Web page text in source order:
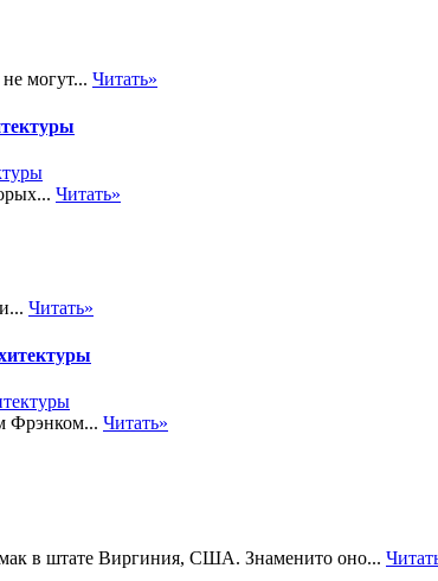
могут... Читать»
Читать»
Читать»
Фрэнком... Читать»
в штате Виргиния, США. Знаменито оно...